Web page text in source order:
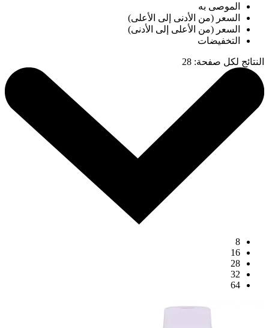
الموصى به
السعر (من الأدنى إلى الأعلى)
السعر (من الأعلى إلى الأدنى)
التخفيضات
النتائج لكل صفحة:
28
8
16
28
32
64